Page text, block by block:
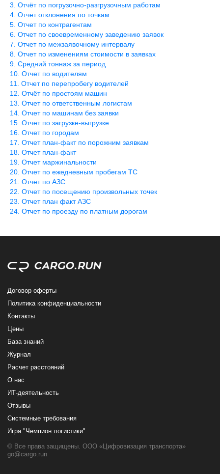
Отчёт по погрузочно-разгрузочным работам
Отчет отклонения по точкам
Отчет по контрагентам
Отчет по своевременному заведению заявок
Отчет по межзаявочному интервалу
Отчет по изменениям стоимости в заявках
Средний тоннаж за период
Отчет по водителям
Отчет по перепробегу водителей
Отчёт по простоям машин
Отчет по ответственным логистам
Отчет по машинам без заявки
Отчет по загрузке-выгрузке
Отчет по городам
Отчет план-факт по порожним заявкам
Отчет план-факт
Отчет маржинальности
Отчет по ежедневным пробегам ТС
Отчет по АЗС
Отчет по посещению произвольных точек
Отчет план факт АЗС
Отчет по проезду по платным дорогам
Договор оферты
Политика конфиденциальности
Контакты
Цены
База знаний
Журнал
Расчет расстояний
О нас
ИТ-деятельность
Отзывы
Системные требования
Игра "Чемпион логистики"
© Все права защищены. ООО «Цифровизация транспорта»
go@cargo.run